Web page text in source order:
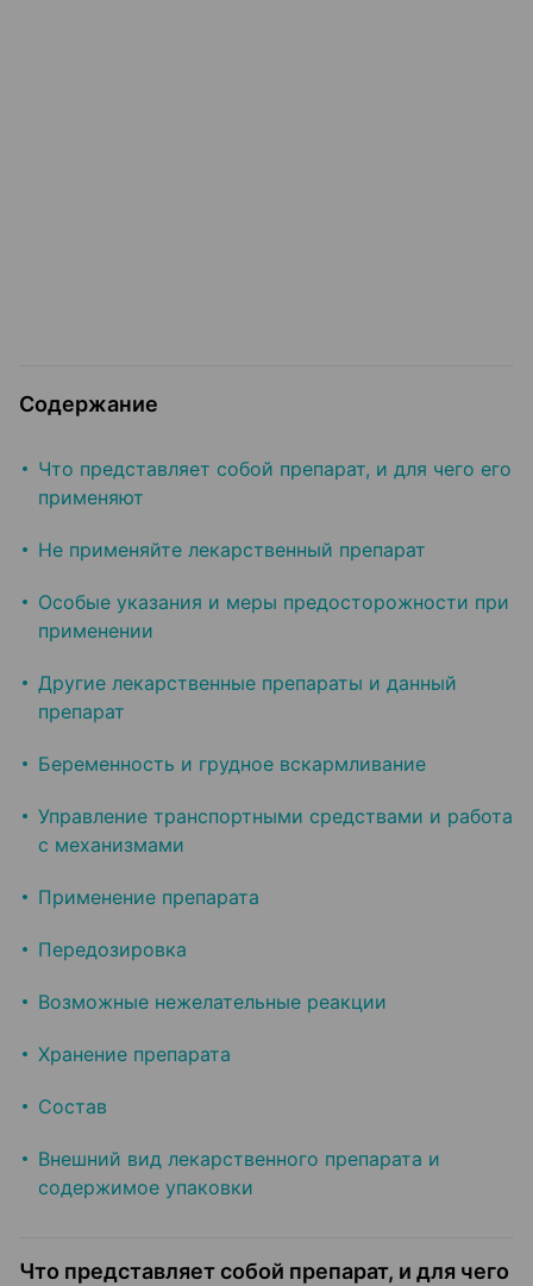
Содержание
Что представляет собой препарат, и для чего его
применяют
Не применяйте лекарственный препарат
Особые указания и меры предосторожности при
применении
Другие лекарственные препараты и данный
препарат
Беременность и грудное вскармливание
Управление транспортными средствами и работа
с механизмами
Применение препарата
Передозировка
Возможные нежелательные реакции
Хранение препарата
Состав
Внешний вид лекарственного препарата и
содержимое упаковки
Что представляет собой препарат, и для чего